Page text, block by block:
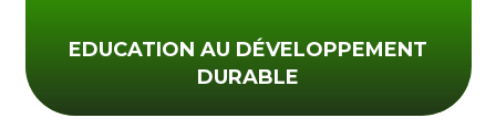
EDUCATION AU DÉVELOPPEMENT
DURABLE